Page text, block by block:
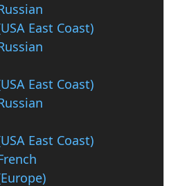
East Coast)
East Coast)
East Coast)